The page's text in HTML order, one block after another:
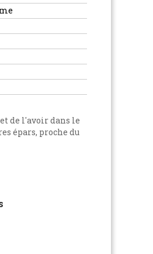
de l'avoir dans le
épars, proche du